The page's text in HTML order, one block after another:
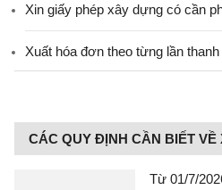
Xin giấy phép xây dựng có cần
Xuất hóa đơn theo từng lần
CÁC QUY ĐỊNH CẦN BIẾT VỀ
Từ 01/7/